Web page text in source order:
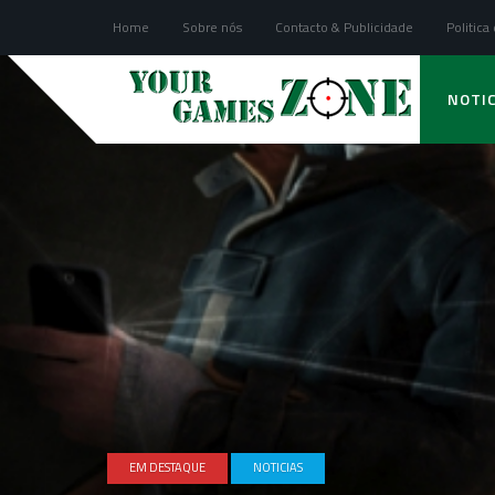
Home Sobre nós Contacto & Publicidade Politica
EM DESTAQUE NOTICIAS